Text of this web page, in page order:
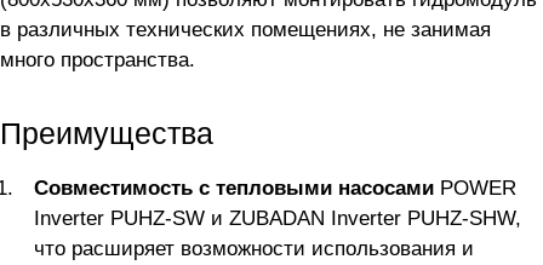
в различных технических помещениях, не занимая
много пространства.
Преимущества
Совместимость с тепловыми насосами POWER
Inverter PUHZ-SW и ZUBADAN Inverter PUHZ-SHW,
что расширяет возможности использования и